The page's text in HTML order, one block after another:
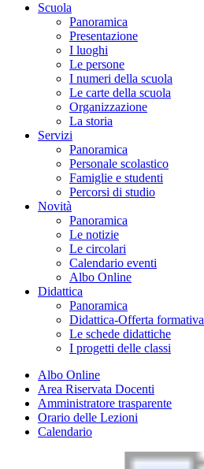
Scuola
Panoramica
Presentazione
I luoghi
Le persone
I numeri della scuola
Le carte della scuola
Organizzazione
La storia
Servizi
Panoramica
Personale scolastico
Famiglie e studenti
Percorsi di studio
Novità
Panoramica
Le notizie
Le circolari
Calendario eventi
Albo Online
Didattica
Panoramica
Didattica-Offerta formativa
Le schede didattiche
I progetti delle classi
Albo Online
Area Riservata Docenti
Amministratore trasparente
Orario delle Lezioni
Calendario